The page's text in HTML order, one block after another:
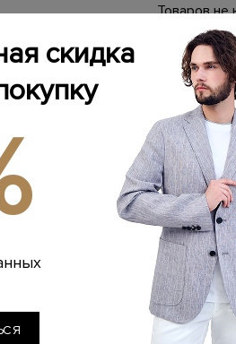
Товаров не
скидка